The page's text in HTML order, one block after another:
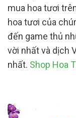
mua hoa tươi
hoa tươi của
đến game thủ
vời nhất và dịch
nhất. Shop Hoa